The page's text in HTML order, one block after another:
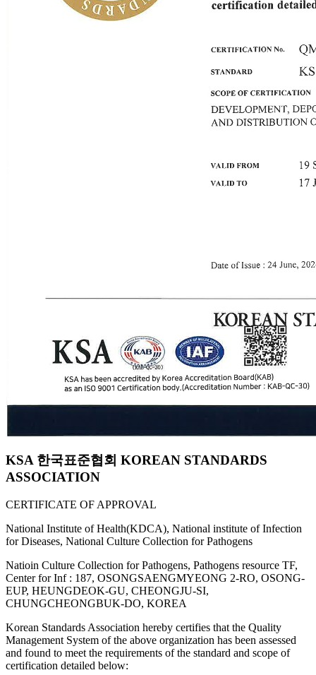
KSA 한국표준협회 KOREAN STANDARDS
ASSOCIATION
CERTIFICATE OF APPROVAL
National Institute of Health(KDCA), National institute of Infection
for Diseases, National Culture Collection for Pathogens
Natioin Culture Collection for Pathogens, Pathogens resource TF,
Center for Inf : 187, OSONGSAENGMYEONG 2-RO, OSONG-
EUP, HEUNGDEOK-GU, CHEONGJU-SI,
CHUNGCHEONGBUK-DO, KOREA
Korean Standards Association hereby certifies that the Quality
Management System of the above organization has been assessed
and found to meet the requirements of the standard and scope of
certification detailed below: